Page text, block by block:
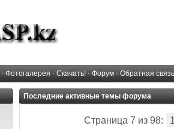
· Фотогалерея · Скачать! · Форум · Обратная связь
Последние активные темы форума
Страница 7 из 98: